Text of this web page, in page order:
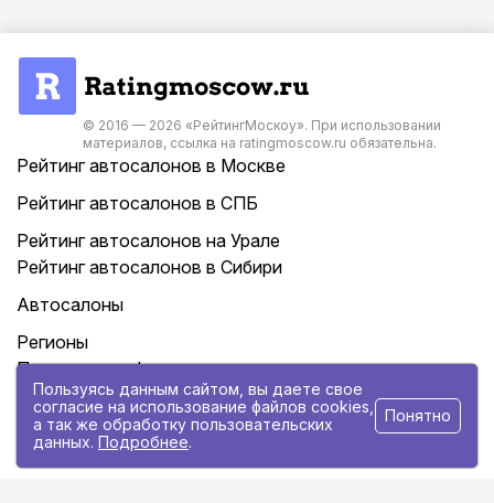
© 2016 — 2026 «РейтингМоскоу». При использовании
материалов, ссылка на ratingmoscow.ru обязательна.
Рейтинг автосалонов в Москве
Рейтинг автосалонов в СПБ
Рейтинг автосалонов на Урале
Рейтинг автосалонов в Сибири
Автосалоны
Регионы
Политика конфиденциальности
Контакты
Статьи
Пользуясь данным сайтом, вы даете свое
согласие на использование файлов cookies,
а так же обработку пользовательских
данных. Подробнее.
Понятно